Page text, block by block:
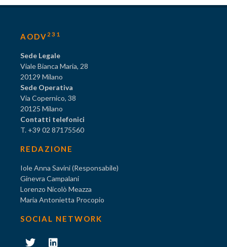
AODV 231
Sede Legale
Viale Bianca Maria, 28
20129 Milano
Sede Operativa
Via Copernico, 38
20125 Milano
Contatti telefonici
T. +39 02 87175560
REDAZIONE
Iole Anna Savini (Responsabile)
Ginevra Campalani
Lorenzo Nicolò Meazza
Maria Antonietta Procopio
SOCIAL NETWORK